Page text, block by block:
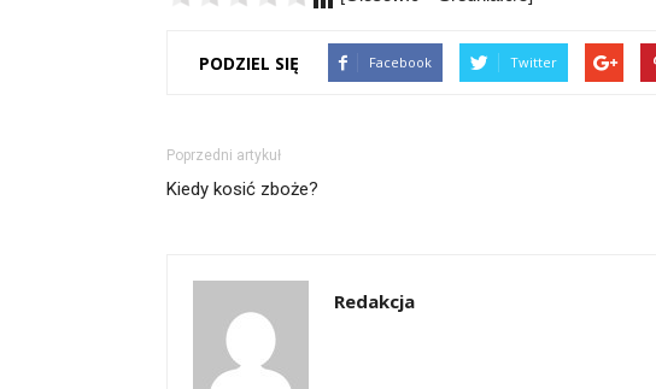
PODZIEL SIĘ Facebook Twitter
Poprzedni artykuł
Kiedy kosić zboże?
Redakcja